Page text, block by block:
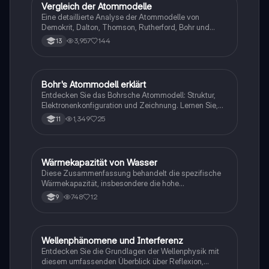
Physik
Vergleich der Atommodelle
Eine detaillierte Analyse der Atommodelle von
Demokrit, Dalton, Thomson, Rutherford, Bohr und
Schrödinger. Erfahren Sie mehr über die Vor- und
Nachteile jedes Modells sowie deren Einfluss auf die
grundlegende Konzepte wie Orbitalmodelle und
Wellen-Teilchen-Dualität.
13 3,957 144
Physik
Bohr's Atommodell erklärt
Entdecken Sie das Bohrsche Atommodell: Struktur,
Elektronenkonfiguration und Zeichnung. Lernen Sie,
wie Elektronen in Schalen verteilt werden und erhalten
Sie ein Beispiel für Stickstoff. Ideal für Chemie-
11 1,349 25
Physik
Wärmekapazität von Wasser
Diese Zusammenfassung behandelt die spezifische
Wärmekapazität, insbesondere die hohe
Wärmekapazität von Wasser und deren Bedeutung für
Temperaturänderungen. Erfahren Sie, wie viel Energie
wie Gold. Ideal für Studierende der Physik und
Chemie.
9 748 12
Physik
Wellenphänomene und Interferenz
Entdecken Sie die Grundlagen der Wellenphysik mit
diesem umfassenden Überblick über Reflexion,